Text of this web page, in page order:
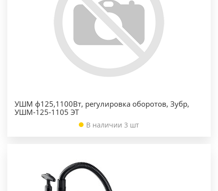
УШМ ф125,1100Вт, регулировка оборотов, Зубр,
УШМ-125-1105 ЭТ
В наличии 3 шт